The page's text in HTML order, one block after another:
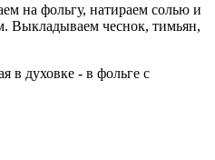
на фольгу, натираем солью и
Выкладываем чеснок, тимьян,